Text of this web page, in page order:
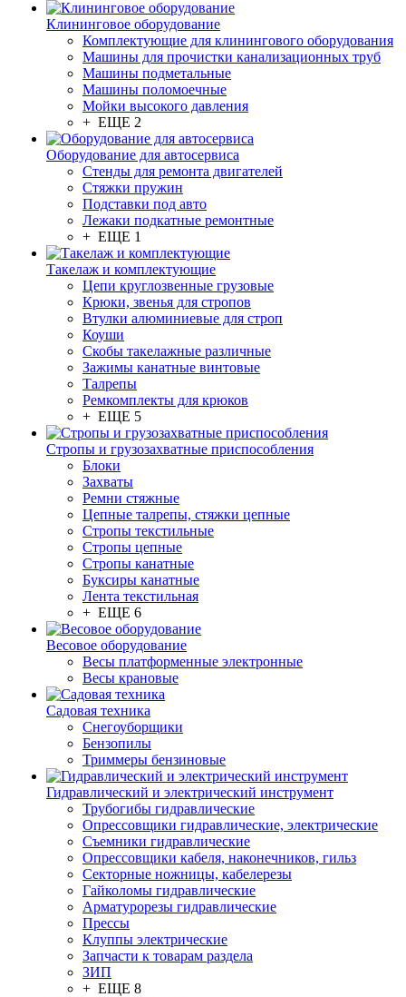
Клининговое оборудование
Комплектующие для клинингового оборудования
Машины для прочистки канализационных труб
Машины подметальные
Машины поломоечные
Мойки высокого давления
+ ЕЩЕ 2
Оборудование для автосервиса
Стенды для ремонта двигателей
Стяжки пружин
Подставки под авто
Лежаки подкатные ремонтные
+ ЕЩЕ 1
Такелаж и комплектующие
Цепи круглозвенные грузовые
Крюки, звенья для стропов
Втулки алюминиевые для строп
Коуши
Скобы такелажные различные
Зажимы канатные винтовые
Талрепы
Ремкомплекты для крюков
+ ЕЩЕ 5
Стропы и грузозахватные приспособления
Блоки
Захваты
Ремни стяжные
Цепные талрепы, стяжки цепные
Стропы текстильные
Стропы цепные
Стропы канатные
Буксиры канатные
Лента текстильная
+ ЕЩЕ 6
Весовое оборудование
Весы платформенные электронные
Весы крановые
Садовая техника
Снегоуборщики
Бензопилы
Триммеры бензиновые
Гидравлический и электрический инструмент
Трубогибы гидравлические
Опрессовщики гидравлические, электрические
Съемники гидравлические
Опрессовщики кабеля, наконечников, гильз
Секторные ножницы, кабелерезы
Гайколомы гидравлические
Арматурорезы гидравлические
Прессы
Клуппы электрические
Запчасти к товарам раздела
ЗИП
+ ЕЩЕ 8